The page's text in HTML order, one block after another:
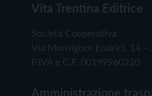
Vita Trentina Editrice
Società Cooperativa
Via Monsignor Endrici, 14 –
P.IVA e C.F. 00199960220
Amministrazione